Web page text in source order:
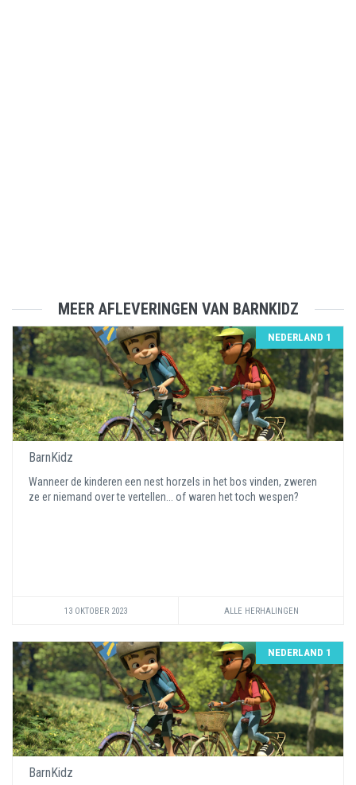
MEER AFLEVERINGEN VAN BARNKIDZ
NEDERLAND 1
BarnKidz
Wanneer de kinderen een nest horzels in het bos vinden, zweren
ze er niemand over te vertellen... of waren het toch wespen?
13 OKTOBER 2023 ALLE HERHALINGEN
NEDERLAND 1
BarnKidz